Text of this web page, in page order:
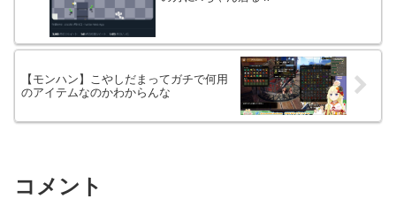
【モンハン】こやしだまってガチで何用
のアイテムなのかわからんな
コメント